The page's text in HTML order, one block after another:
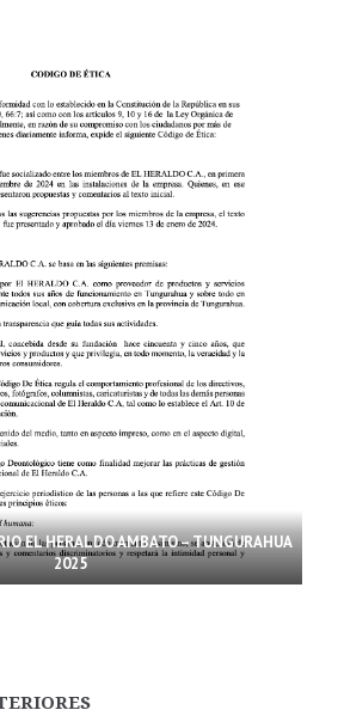
EL HERALDO AMBATO – TUNGURAHUA
2025